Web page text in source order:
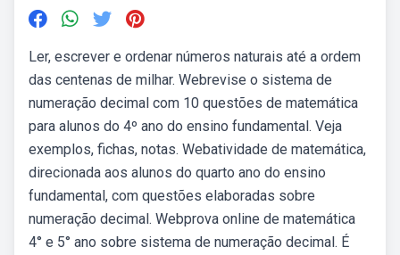
Ler, escrever e ordenar números naturais até a ordem
das centenas de milhar. Webrevise o sistema de
numeração decimal com 10 questões de matemática
para alunos do 4º ano do ensino fundamental. Veja
exemplos, fichas, notas. Webatividade de matemática,
direcionada aos alunos do quarto ano do ensino
fundamental, com questões elaboradas sobre
numeração decimal. Webprova online de matemática
4° e 5° ano sobre sistema de numeração decimal. É